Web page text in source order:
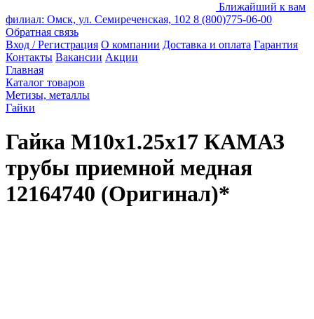
Ближайший к вам
филиал: Омск, ул. Семиреченская, 102 8 (800)775-06-00
Обратная связь
Вход / Регистрация О компании Доставка и оплата Гарантия
Контакты Вакансии Акции
Главная
Каталог товаров
Метизы, металлы
Гайки
Гайка М10х1.25х17 КАМАЗ
трубы приемной медная
12164740 (Оригинал)*